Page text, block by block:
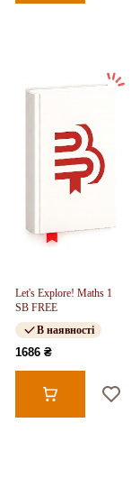
Let's Explore! Maths 1
SB FREE
В наявності
1686 ₴